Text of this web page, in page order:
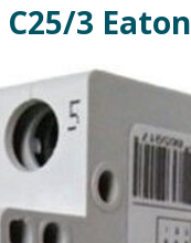
3 Eaton